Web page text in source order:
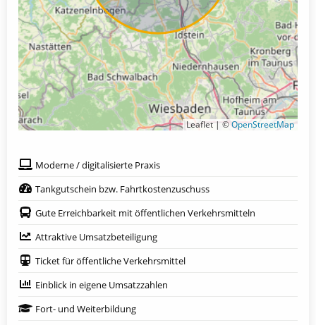
Leaflet | ©OpenStreetMap
Moderne / digitalisierte Praxis
Tankgutschein bzw. Fahrtkostenzuschuss
Gute Erreichbarkeit mit öffentlichen Verkehrsmitteln
Attraktive Umsatzbeteiligung
Ticket für öffentliche Verkehrsmittel
Einblick in eigene Umsatzzahlen
Fort- und Weiterbildung